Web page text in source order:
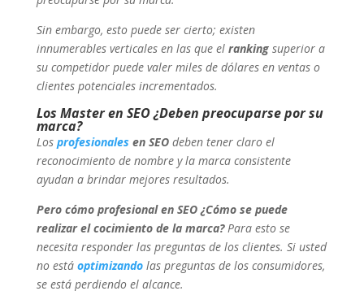
Sin embargo, esto puede ser cierto; existen
innumerables verticales en las que el rankingsuperior a
su competidor puede valer miles de dólares en ventas o
clientes potenciales incrementados.
Los Master en SEO ¿Deben preocuparse por su
marca?
Los profesionales en SEOdeben tener claro el
reconocimiento de nombre y la marca consistente
ayudan a brindar mejores resultados.
Pero cómo profesional en SEO ¿Cómo se puede
realizar el cocimiento de la marca?Para esto se
necesita responder las preguntas de los clientes. Si usted
no está optimizando las preguntas de los consumidores,
se está perdiendo el alcance.